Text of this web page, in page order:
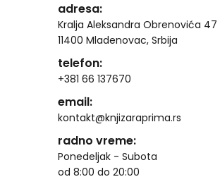
adresa:
Kralja Aleksandra Obrenovića 47
11400 Mladenovac, Srbija
telefon:
+381 66 137670
email:
kontakt@knjizaraprima.rs
radno vreme:
Ponedeljak - Subota
od 8:00 do 20:00